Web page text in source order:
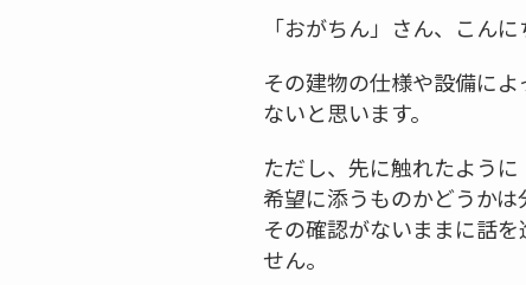
「おがちん」さん、こんに
その建物の仕様や設備に
ないと思います。
ただし、先に触れたよう
希望に添うものかどうかは
その確認がないままに話
せん。